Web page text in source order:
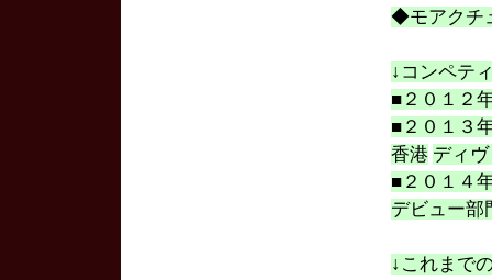
◆モアクチ
↓コンペテ
■２０１２
■２０１
香港 ディ
■２０１４
デビュー
↓これまで